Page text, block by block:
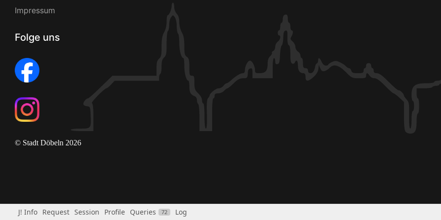
Impressum
Folge uns
© Stadt Döbeln 2026
J! Info Request Session Profile Queries 72 Log